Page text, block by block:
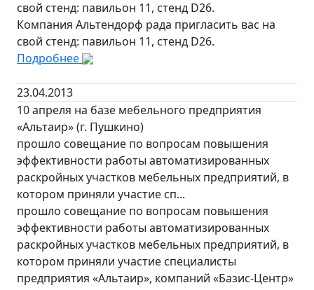
свой стенд: павильон 11, стенд D26.
Компания Альтендорф рада пригласить вас на
свой стенд: павильон 11, стенд D26.
Подробнее
23.04.2013
10 апреля на базе мебельного предприятия
«Альтаир» (г. Пушкино)
прошло совещание по вопросам повышения
эффективности работы автоматизированных
раскройных участков мебельных предприятий, в
котором приняли участие сп...
прошло совещание по вопросам повышения
эффективности работы автоматизированных
раскройных участков мебельных предприятий, в
котором приняли участие специалисты
предприятия «Альтаир», компаний «Базис-Центр»